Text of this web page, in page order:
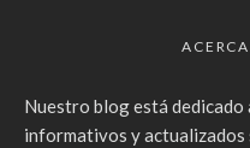
Nuestro blog está
informativos y actualizados